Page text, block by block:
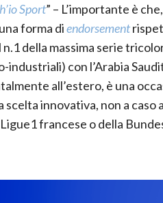
Sport” – L’importante è
forma diendorsement
della massima serie
industriali) con l’Arabia
all’estero, è una
scelta innovativa, non a
francese o della